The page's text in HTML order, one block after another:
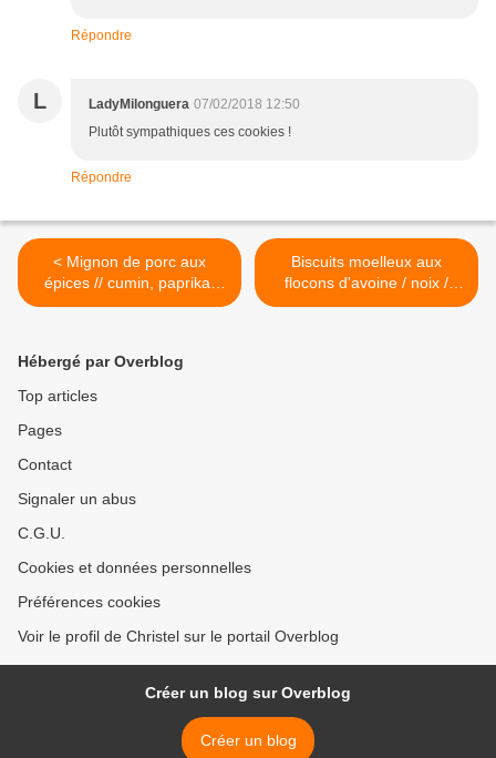
Répondre
L LadyMilonguera 07/02/2018 12:50
Plutôt sympathiques ces cookies !
Répondre
< Mignon de porc aux
épices // cumin, paprika,
piment d'Espelette
Biscuits moelleux aux
flocons d'avoine / noix /
amandes / noisettes >
Hébergé par Overblog
Top articles
Pages
Contact
Signaler un abus
C.G.U.
Cookies et données personnelles
Préférences cookies
Voir le profil de Christel sur le portail Overblog
Créer un blog sur Overblog
Créer un blog